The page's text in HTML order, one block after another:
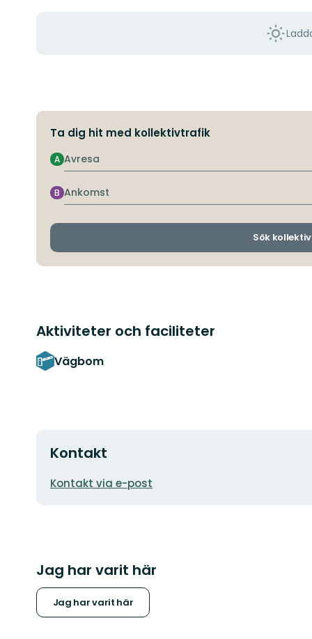
Ta dig hit med kollektivtrafik
Avresa
A
Ankomst
B
Sök
Aktiviteter och faciliteter
Vägbom
Kontakt
E-
Kontakt via e-post
Jag har varit här
Jag har varit här